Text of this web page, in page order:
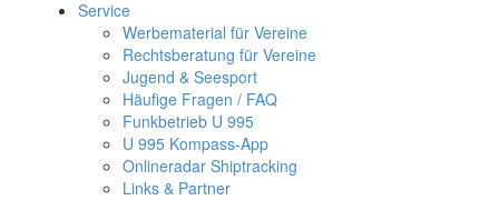
Service
Werbematerial für Vereine
Rechtsberatung für Vereine
Jugend & Seesport
Häufige Fragen / FAQ
Funkbetrieb U 995
U 995 Kompass-App
Onlineradar Shiptracking
Links & Partner